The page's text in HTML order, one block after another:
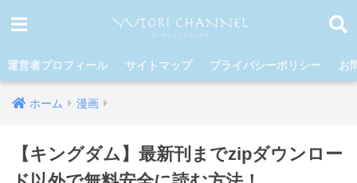
運営者プロフィール サイトマップ プライバシーポリシー お
ホーム 漫画
【キングダム】最新刊までzipダウンロー